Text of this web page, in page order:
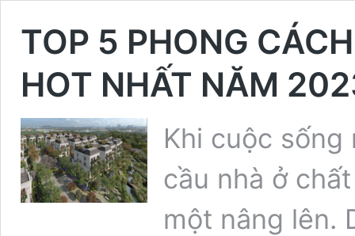
TOP 5 PHONG
HOT NHẤT NĂM
Khi cuộc
cầu nhà ở
một nâng lên.